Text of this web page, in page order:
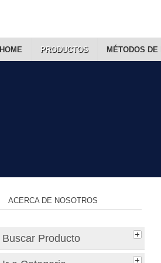
HOME PRODUCTOS MÉTODOS DE
ACERCA DE NOSOTROS
Buscar Producto